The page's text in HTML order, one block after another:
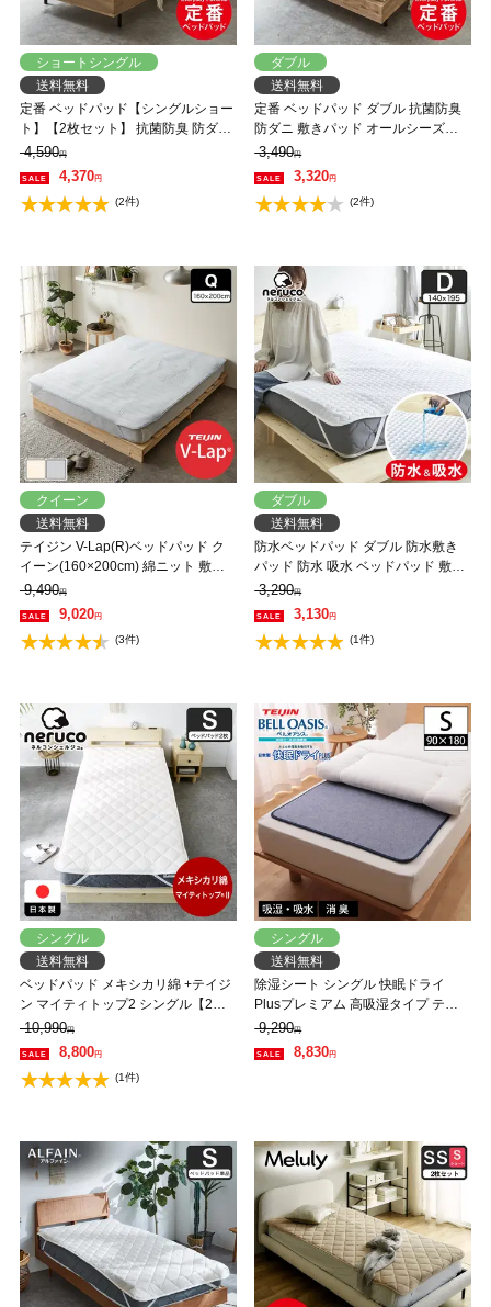
ショートシングル
送料無料
定番 ベッドパッド【シングルショー
ト】【2枚セット】 抗菌防臭 防ダニ
敷きパッド ショートサイズ オール
シーズン 洗えるキナリ エクリュ
4,590円
4,370円
(2件)
ダブル
送料無料
定番 ベッドパッド ダブル 抗菌防臭
防ダニ 敷きパッド オールシーズン
洗えるキナリ エクリュ
3,490円
3,320円
(2件)
クイーン
送料無料
テイジン V-Lap(R)ベッドパッド ク
イーン(160×200cm) 綿ニット 敷き
パッド 軽量 オールシーズン対応 体
圧分散 オーバーレイ 日本製
9,490円
9,020円
(3件)
ダブル
送料無料
防水ベッドパッド ダブル 防水敷き
パッド 防水 吸水 ベッドパッド 敷き
パッド 洗える おねしょパッド 介護
ペット 防水シーツ 赤ちゃん ベビー
防水パット 汚れ防止 快適 オールシ
ーズン シンプル
3,290円
3,130円
(1件)
シングル
送料無料
ベッドパッド メキシカリ綿 +テイジ
ン マイティトップ2 シングル【2枚
セット】 日本製 抗菌 防臭 防ダニ 四
隅ゴムバンド付 国産 ホワイト 敷き
パッド
10,990円
8,800円
(1件)
シングル
送料無料
除湿シート シングル 快眠ドライ
Plusプレミアム 高吸湿タイプ テイ
ジン ベルオアシス増量
9,290円
8,830円